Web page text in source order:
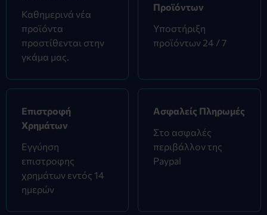
Καθημερινά νέα
προϊόντα
προστίθενται στην
γκάμα μας.
Προϊόντων
Υποστήριξη
προϊόντων 24 / 7
Επιστροφή
Χρημάτων
Εγγύηση
επιστροφης
χρημάτων εντός 14
ημερών
Ασφαλείς Πληρωμές
Στο ασφαλές
περιβάλλον της
Paypal